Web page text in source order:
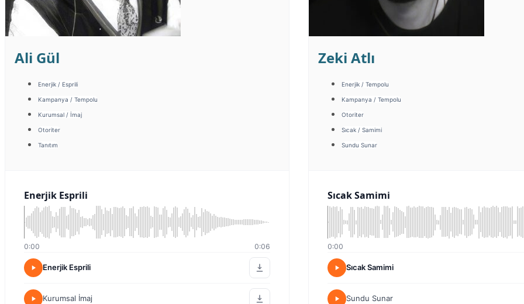
Ali Gül
Enerjik / Esprili
Kampanya / Tempolu
Kurumsal / İmaj
Otoriter
Tanıtım
Enerjik Esprili
0:00 0:06
Enerjik Esprili
Kurumsal İmaj
Zeki Atlı
Enerjik / Tempolu
Kampanya / Tempolu
Otoriter
Sıcak / Samimi
Sundu Sunar
Sıcak Samimi
0:00
Sıcak Samimi
Sundu Sunar